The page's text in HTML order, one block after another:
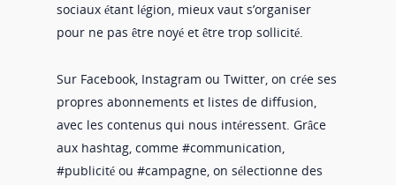
sociaux étant légion, mieux vaut s’organiser
pour ne pas être noyé et être trop sollicité.
Sur Facebook, Instagram ou Twitter, on crée ses
propres abonnements et listes de diffusion,
avec les contenus qui nous intéressent. Grâce
aux hashtag, comme #communication,
#publicité ou #campagne, on sélectionne des